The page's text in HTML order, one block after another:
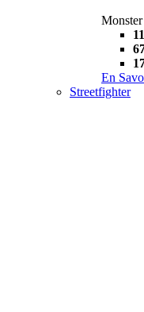
En
Streetfighter